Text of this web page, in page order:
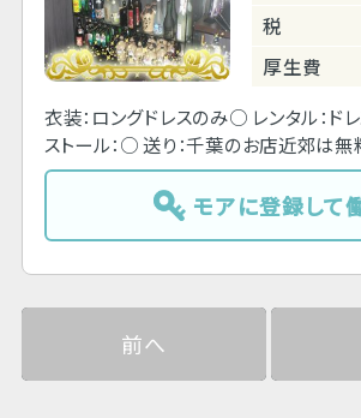
税
厚生費
衣装：ロングドレスのみ○ レンタル：ド
ストール：○ 送り：千葉のお店近郊は無
モアに登録して
前へ